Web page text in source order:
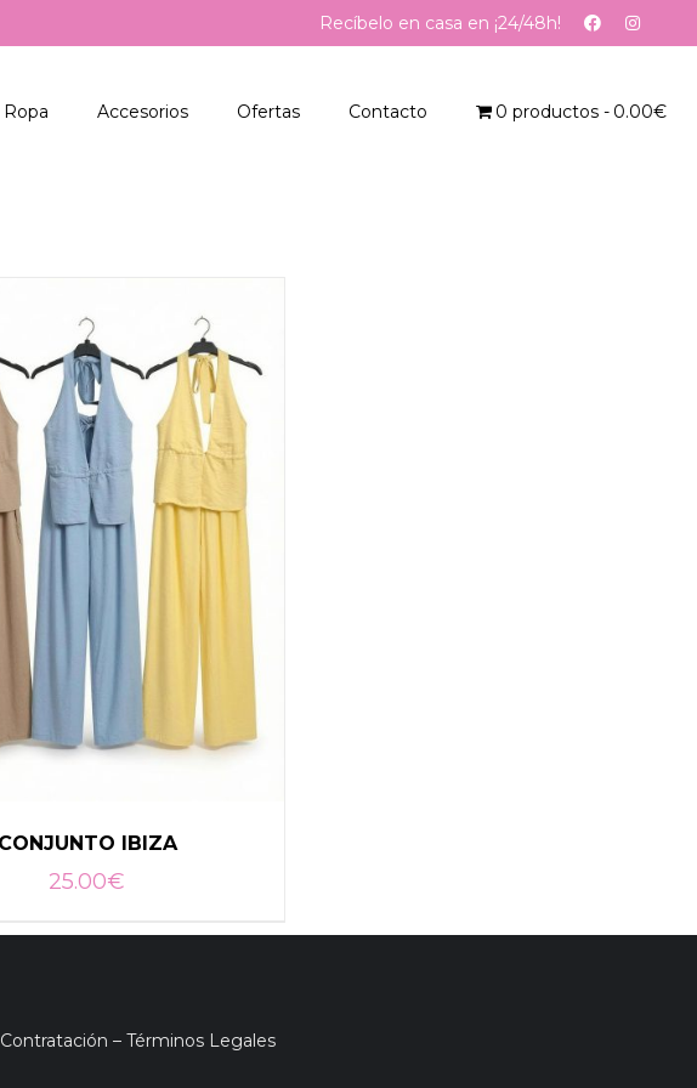
Recíbelo en casa en ¡24/48h!
Ropa Accesorios Ofertas Contacto 0 productos 0.00€
CONJUNTO IBIZA
25.00€
– Términos Legales